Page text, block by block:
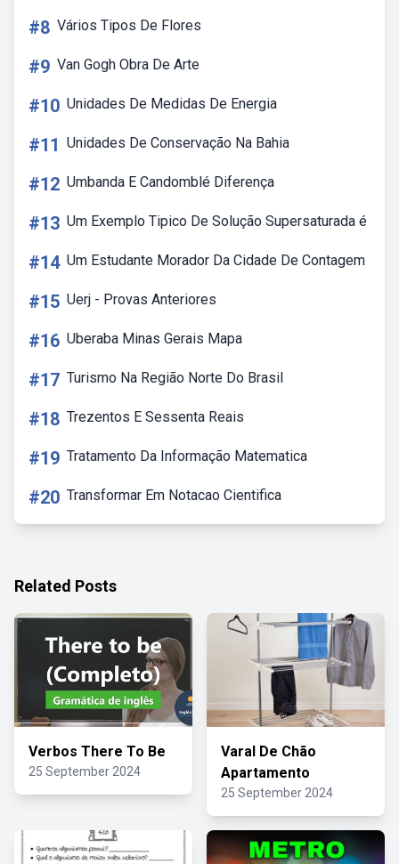
#8 Vários Tipos De Flores
#9 Van Gogh Obra De Arte
#10 Unidades De Medidas De Energia
#11 Unidades De Conservação Na Bahia
#12 Umbanda E Candomblé Diferença
#13 Um Exemplo Tipico De Solução Supersaturada é
#14 Um Estudante Morador Da Cidade De Contagem
#15 Uerj - Provas Anteriores
#16 Uberaba Minas Gerais Mapa
#17 Turismo Na Região Norte Do Brasil
#18 Trezentos E Sessenta Reais
#19 Tratamento Da Informação Matematica
#20 Transformar Em Notacao Cientifica
Related Posts
Verbos There To Be
25 September 2024
Varal De Chão
Apartamento
25 September 2024